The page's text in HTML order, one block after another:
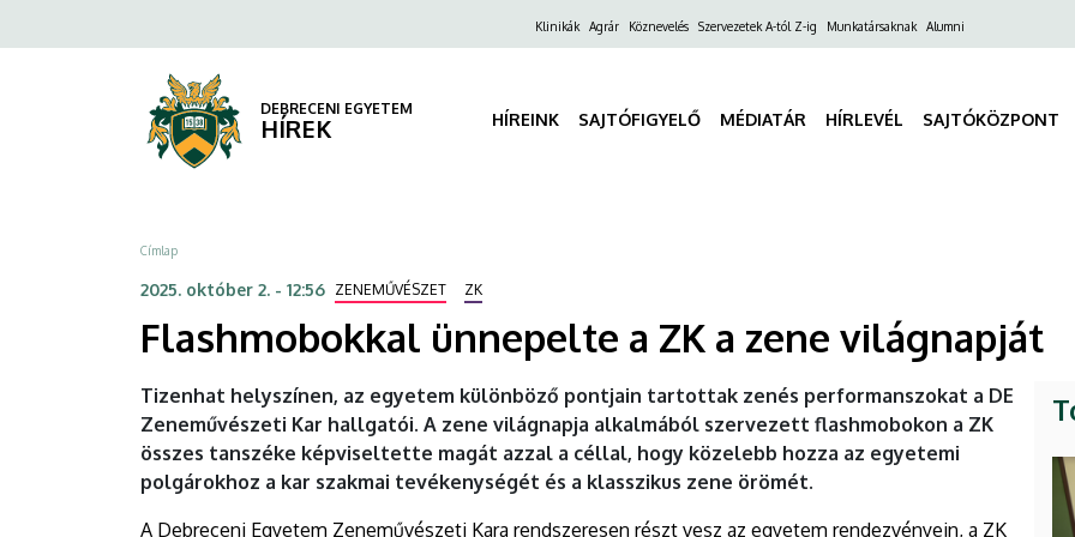
ünnepelte
világnapját
DEBRECENI
EGYETEM
a
FelsőKlinikák Agrár Köznevelés Szervezetek A-tól Z-ig Munkatársaknak Alumni
DEBRECENI EGYETEM
HÍREK HÍREINK SAJTÓFIGYELŐ MÉDIATÁR HÍRLEVÉL SAJTÓKÖZPONT
Morzsa
Címlap
2025. október 2. - 12:56 ZENEMŰVÉSZET ZK
Flashmobokkal ünnepelte a ZK a zene világnapját
Tizenhat helyszínen, az egyetem különböző pontjain tartottak zenés performanszokat a DE
Zeneművészeti Kar hallgatói. A zene világnapja alkalmából szervezett flashmobokon a ZK
összes tanszéke képviseltette magát azzal a céllal, hogy közelebb hozza az egyetemi
polgárokhoz a kar szakmai tevékenységét és a klasszikus zene örömét.
A Debreceni Egyetem Zeneművészeti Kara rendszeresen részt vesz az egyetem rendezvényein, a ZK